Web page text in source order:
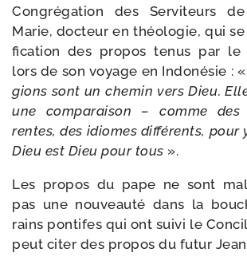
Congrégation des Serviteurs
Marie, doc­teur en théo­lo­gie, qui
fi­ca­tion des pro­pos tenus par le
lors de son voyage en Indonésie : «
gions sont un che­min vers Dieu.
une com­pa­rai­son – comme
rentes, des idiomes dif­fé­rents, pour
Dieu est Dieu pour tous ».
Les pro­pos du pape ne sont
pas une nou­veau­té dans la
rains pon­tifes qui ont sui­vi le
peut citer des pro­pos du futur